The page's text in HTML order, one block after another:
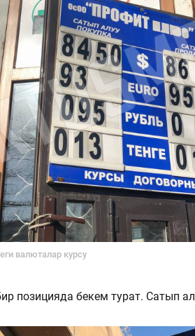
валюталар курсу
позицияда бекем турат. Сатып